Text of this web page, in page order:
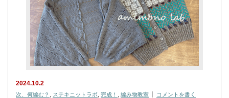
2024.10.2
次、何編む？ ステキニットラボ 完成！ 編み物教室 コメントを書く